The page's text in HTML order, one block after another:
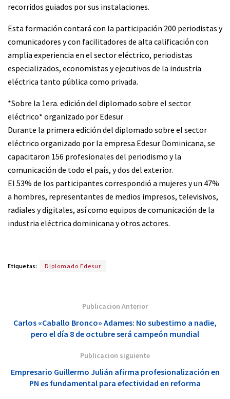
recorridos guiados por sus instalaciones.
Esta formación contará con la participación 200 periodistas y
comunicadores y con facilitadores de alta calificación con
amplia experiencia en el sector eléctrico, periodistas
especializados, economistas y ejecutivos de la industria
eléctrica tanto pública como privada.
*Sobre la 1era. edición del diplomado sobre el sector
eléctrico* organizado por Edesur
Durante la primera edición del diplomado sobre el sector
eléctrico organizado por la empresa Edesur Dominicana, se
capacitaron 156 profesionales del periodismo y la
comunicación de todo el país, y dos del exterior.
El 53% de los participantes correspondió a mujeres y un 47%
a hombres, representantes de medios impresos, televisivos,
radiales y digitales, así como equipos de comunicación de la
industria eléctrica dominicana y otros actores.
Etiquetas: Diplomado Edesur
Publicacion Anterior
Carlos «Caballo Bronco» Adames: No subestimo a nadie,
pero el día 8 de octubre será campeón mundial
Publicacion siguiente
Empresario Guillermo Julián afirma profesionalización en
PN es fundamental para efectividad en reforma